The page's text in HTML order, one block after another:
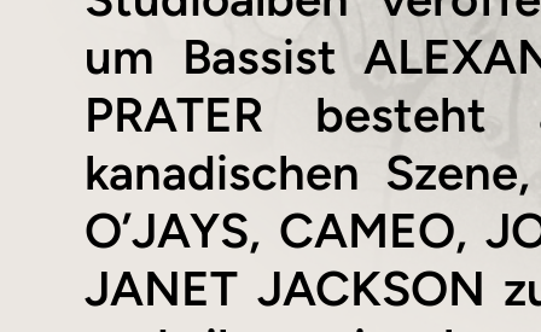
um Bassist
PRATER
kanadischen
O’JAYS, CAMEO,
JANET JACKSON